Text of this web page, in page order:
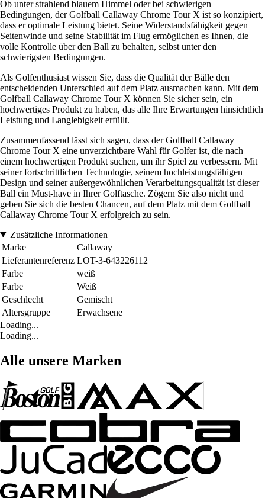
Ob unter strahlend blauem Himmel oder bei schwierigen
Bedingungen, der Golfball Callaway Chrome Tour X ist so konzipiert,
dass er optimale Leistung bietet. Seine Widerstandsfähigkeit gegen
Seitenwinde und seine Stabilität im Flug ermöglichen es Ihnen, die
volle Kontrolle über den Ball zu behalten, selbst unter den
schwierigsten Bedingungen.
Als Golfenthusiast wissen Sie, dass die Qualität der Bälle den
entscheidenden Unterschied auf dem Platz ausmachen kann. Mit dem
Golfball Callaway Chrome Tour X können Sie sicher sein, ein
hochwertiges Produkt zu haben, das alle Ihre Erwartungen hinsichtlich
Leistung und Langlebigkeit erfüllt.
Zusammenfassend lässt sich sagen, dass der Golfball Callaway
Chrome Tour X eine unverzichtbare Wahl für Golfer ist, die nach
einem hochwertigen Produkt suchen, um ihr Spiel zu verbessern. Mit
seiner fortschrittlichen Technologie, seinem hochleistungsfähigen
Design und seiner außergewöhnlichen Verarbeitungsqualität ist dieser
Ball ein Must-have in Ihrer Golftasche. Zögern Sie also nicht und
geben Sie sich die besten Chancen, auf dem Platz mit dem Golfball
Callaway Chrome Tour X erfolgreich zu sein.
Zusätzliche Informationen
Marke
Callaway
Lieferantenreferenz LOT-3-643226112
Farbe
weiß
Farbe
Weiß
Geschlecht
Gemischt
Altersgruppe
Erwachsene
Loading...
Loading...
Alle unsere Marken